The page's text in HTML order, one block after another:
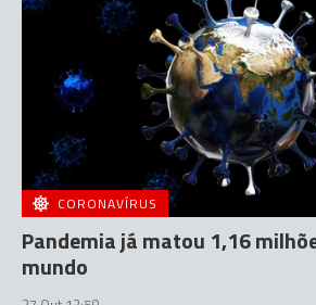
CORONAVÍRUS
Pandemia já matou 1,16
mundo